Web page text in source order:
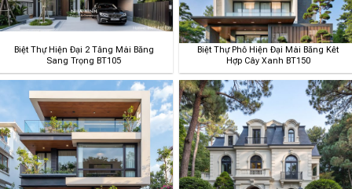
Biệt Thự Hiện Đại 2 Tầng Mái Bằng
Sang Trọng BT105
Biệt Thự Phố Hiện Đại Mái Bằng Kết
Hợp Cây Xanh BT150